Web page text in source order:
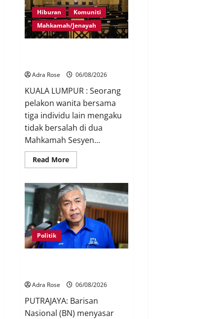
Hiburan
Komuniti
Mahkamah/Jenayah
Adra Rose 06/08/2026
KUALA LUMPUR : Seorang
pelakon wanita bersama
tiga individu lain mengaku
tidak bersalah di dua
Mahkamah Sesyen...
Read More
Politik
Adra Rose 06/08/2026
PUTRAJAYA: Barisan
Nasional (BN) menyasar